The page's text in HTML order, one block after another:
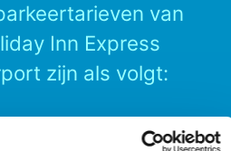
van
Inn Express
zijn als volgt:
€26,99